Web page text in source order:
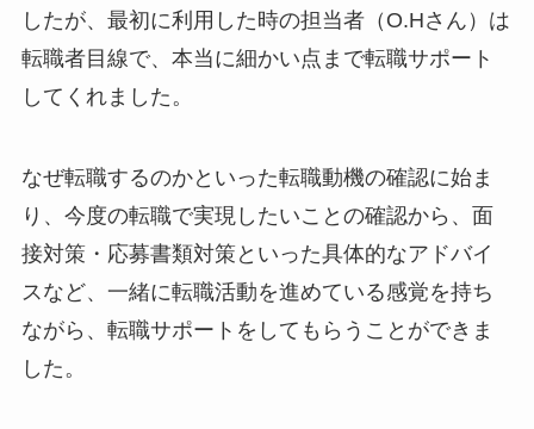
したが、最初に利用した時の担当者（O.Hさん）は
転職者目線で、本当に細かい点まで転職サポート
してくれました。
なぜ転職するのかといった転職動機の確認に始ま
り、今度の転職で実現したいことの確認から、面
接対策・応募書類対策といった具体的なアドバイ
スなど、 一緒に転職活動を進めている感覚を持ち
ながら、転職サポートをしてもらうことができま
した。